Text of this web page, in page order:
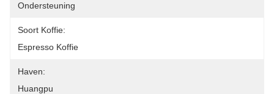
Ondersteuning
Soort Koffie:
Espresso Koffie
Haven:
Huangpu